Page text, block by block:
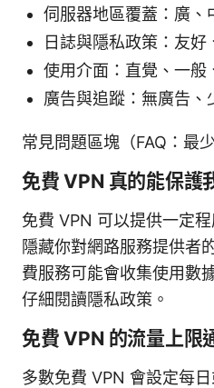
伺服器地區覆蓋：廣、
日誌與隱私政策：友好
使用介面：直覺、一般
廣告與追蹤：無廣告、
常見問題區塊（FAQ：最少
免費 VPN 真的能保護
免費 VPN 可以提供一定
隱藏你對網路服務提供者
費服務可能會收集使用數
仔細閱讀隱私政策。
免費 VPN 的流量上限
多數免費 VPN 會設定每